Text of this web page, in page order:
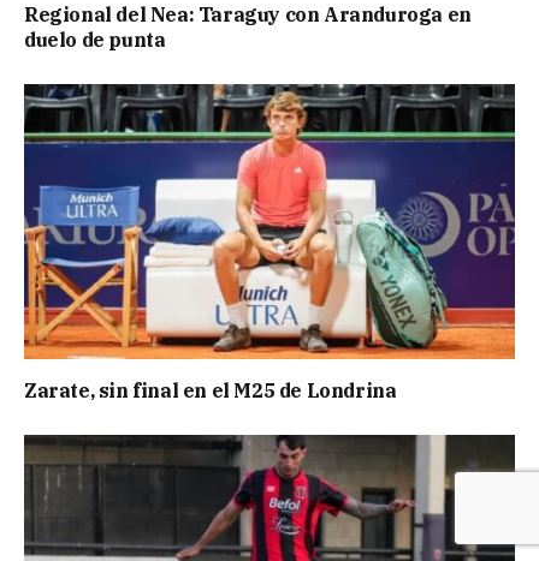
Regional del Nea: Taraguy con Aranduroga en
duelo de punta
Zarate, sin final en el M25 de Londrina